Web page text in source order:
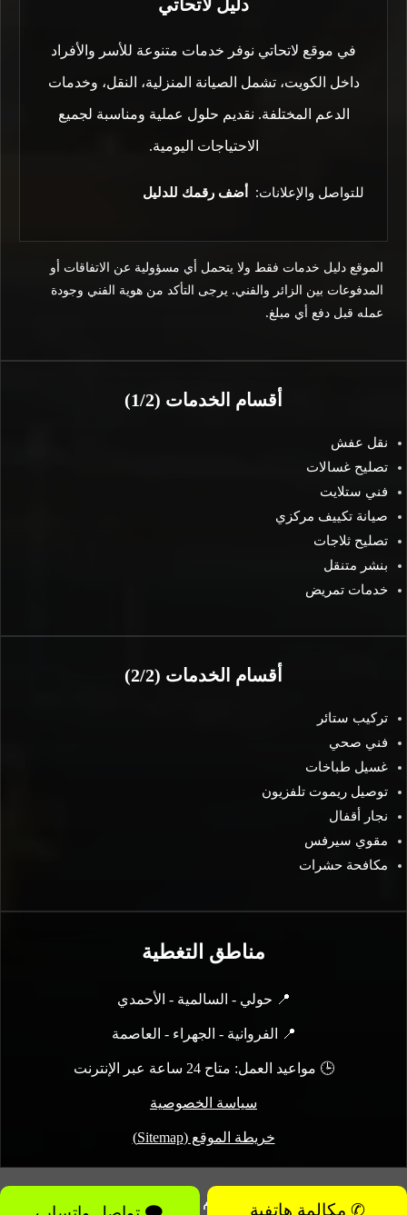
✆ مكالمة هاتفية
دليل لاتحاتي
في موقع لاتحاتي نوفر خدمات متنوعة للأسر والأفراد
داخل الكويت، تشمل الصيانة المنزلية، النقل، وخدمات
الدعم المختلفة. نقديم حلول عملية ومناسبة لجميع
الاحتياجات اليومية.
للتواصل والإعلانات: أضف رقمك للدليل
الموقع دليل خدمات فقط ولا يتحمل أي مسؤولية عن الاتفاقات أو
المدفوعات بين الزائر والفني. يرجى التأكد من هوية الفني وجودة
عمله قبل دفع أي مبلغ.
أقسام الخدمات (1/2)
نقل عفش
تصليح غسالات
فني ستلايت
صيانة تكييف مركزي
تصليح ثلاجات
بنشر متنقل
خدمات تمريض
أقسام الخدمات (2/2)
تركيب ستائر
فني صحي
غسيل طباخات
توصيل ريموت تلفزيون
نجار أقفال
مقوي سيرفس
مكافحة حشرات
مناطق التغطية
📍 حولي - السالمية - الأحمدي
📍 الفروانية - الجهراء - العاصمة
🕒 مواعيد العمل: متاح 24 ساعة عبر الإنترنت
سياسة الخصوصية
خريطة الموقع (Sitemap)
2011-2026 موقع لاتحاتي رقم كويتي All rights reserved ©